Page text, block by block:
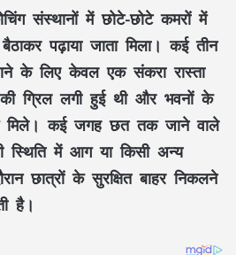
संस्थानों में छोटे-छोटे कमरों में
पढ़ाया जाता मिला। कई तीन
के लिए केवल एक संकरा रास्ता
ग्रिल लगी हुई थी और भवनों के
मिले। कई जगह छत तक जाने वाले
स्थिति में आग या किसी अन्य
छात्रों के सुरक्षित बाहर निकलने
है।